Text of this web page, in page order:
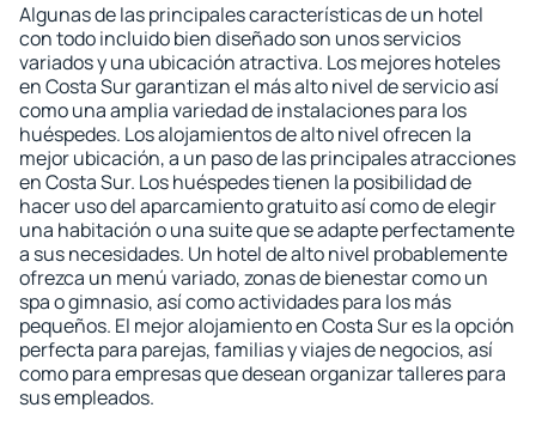
Algunas de las principales características de un hotel
con todo incluido bien diseñado son unos servicios
variados y una ubicación atractiva. Los mejores hoteles
en Costa Sur garantizan el más alto nivel de servicio así
como una amplia variedad de instalaciones para los
huéspedes. Los alojamientos de alto nivel ofrecen la
mejor ubicación, a un paso de las principales atracciones
en Costa Sur. Los huéspedes tienen la posibilidad de
hacer uso del aparcamiento gratuito así como de elegir
una habitación o una suite que se adapte perfectamente
a sus necesidades. Un hotel de alto nivel probablemente
ofrezca un menú variado, zonas de bienestar como un
spa o gimnasio, así como actividades para los más
pequeños. El mejor alojamiento en Costa Sur es la opción
perfecta para parejas, familias y viajes de negocios, así
como para empresas que desean organizar talleres para
sus empleados.